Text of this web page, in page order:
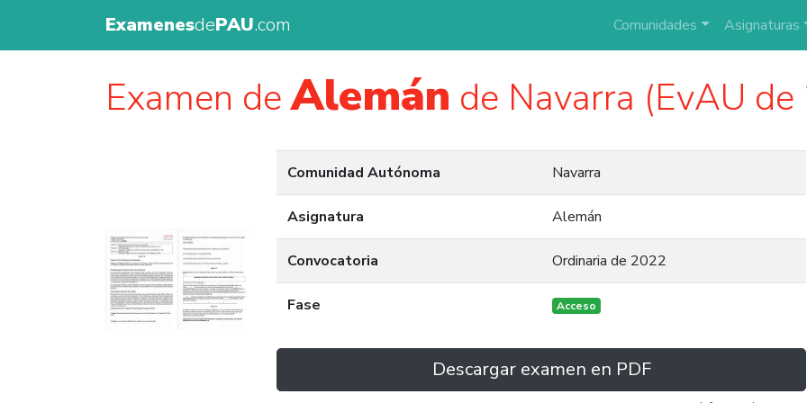
ExamenesdePAU.com Comunidades Asignaturas
Examen deAlemán de Navarra (EvAU
Comunidad Autónoma Navarra
Asignatura Alemán
Convocatoria Ordinaria de 2022
Fase Acceso
Descargar examen en PDF